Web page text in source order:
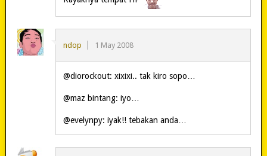
ndop 1 May 2008
@diorockout: xixixi.. tak kiro sopo…
@maz bintang: iyo…
@evelynpy: iyak!! tebakan anda…